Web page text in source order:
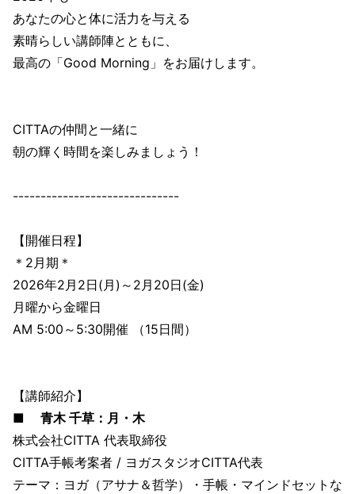
あなたの心と体に活力を与える
素晴らしい講師陣とともに、
最高の「Good Morning」をお届けします。
CITTAの仲間と一緒に
朝の輝く時間を楽しみましょう！
------------------------------
【開催日程】
＊2月期＊
2026年2月2日(月)～2月20日(金)
月曜から金曜日
AM 5:00～5:30開催 （15日間）
【講師紹介】
■ 青木 千草：月・木
株式会社CITTA 代表取締役
CITTA手帳考案者 / ヨガスタジオCITTA代表
テーマ：ヨガ（アサナ＆哲学）・手帳・マインドセットな